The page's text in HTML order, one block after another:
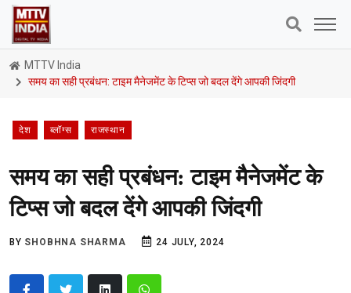
MTTV India
समय का सही प्रबंधन: टाइम मैनेजमेंट के टिप्स जो बदल देंगे आपकी जिंदगी
देश ब्लॉग्स राजस्थान
समय का सही प्रबंधन: टाइम मैनेजमेंट के
टिप्स जो बदल देंगे आपकी जिंदगी
BY SHOBHNA SHARMA 24 JULY, 2024